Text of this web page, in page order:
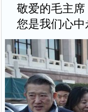
敬爱的毛主席
您是我们心中